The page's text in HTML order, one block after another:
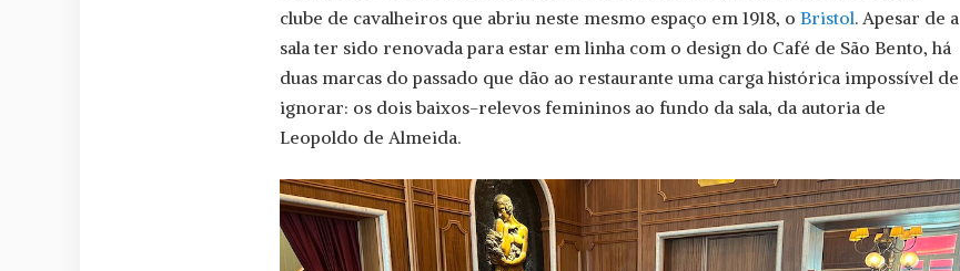
clube de cavalheiros que abriu neste mesmo espaço em 1918, o Bristol. Apesar de a
sala ter sido renovada para estar em linha com o design do Café de São Bento, há
duas marcas do passado que dão ao restaurante uma carga histórica impossível de
ignorar: os dois baixos-relevos femininos ao fundo da sala, da autoria de
Leopoldo de Almeida.